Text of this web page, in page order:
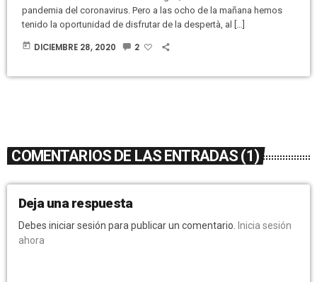
pandemia del coronavirus. Pero a las ocho de la mañana hemos
tenido la oportunidad de disfrutar de la despertà, al […]
today DICIEMBRE 28, 2020 2
COMENTARIOS DE LAS ENTRADAS (1)
Deja una respuesta
Debes iniciar sesión para publicar un comentario.
Inicia sesión
ahora